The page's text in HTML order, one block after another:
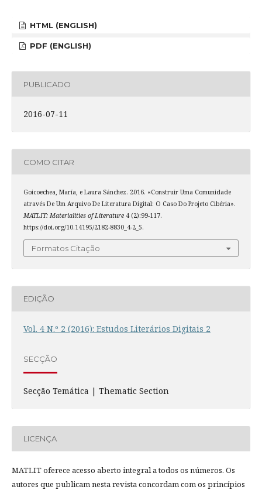
HTML (ENGLISH)
PDF (ENGLISH)
PUBLICADO
2016-07-11
COMO CITAR
Goicoechea, María, e Laura Sánchez. 2016. «Construir Uma Comunidade
através De Um Arquivo De Literatura Digital: O Caso Do Projeto Cibéria».
MATLIT: Materialities of Literature4 (2):99-117.
https://doi.org/10.14195/2182-8830_4-2_5.
Formatos Citação
EDIÇÃO
Vol. 4 N.º 2 (2016): Estudos Literários Digitais 2
SECÇÃO
Secção Temática | Thematic Section
LICENÇA
MATLIT oferece acesso aberto integral a todos os números. Os
autores que publicam nesta revista concordam com os princípios